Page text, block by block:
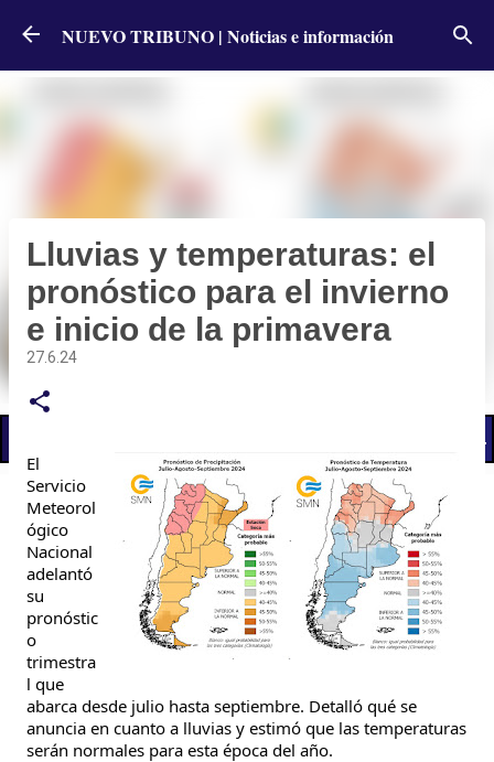
Ir al contenido principal
NUEVO TRIBUNO | Noticias e información
Lluvias y temperaturas: el
pronóstico para el invierno
e inicio de la primavera
27.6.24
El
Servicio
Meteorol
ógico
Nacional
adelantó
su
pronóstic
o
trimestra
l que
abarca desde julio hasta septiembre. Detalló qué se
anuncia en cuanto a lluvias y estimó que las temperaturas
serán normales para esta época del año.